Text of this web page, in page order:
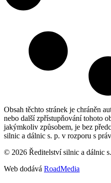
Obsah těchto stránek je chráněn
nebo další zpřístupňování tohoto
jakýmkoliv způsobem, je bez
silnic a dálnic s. p. v rozporu s
© 2026 Ředitelství silnic a dálnic
Web dodává RoadMedia